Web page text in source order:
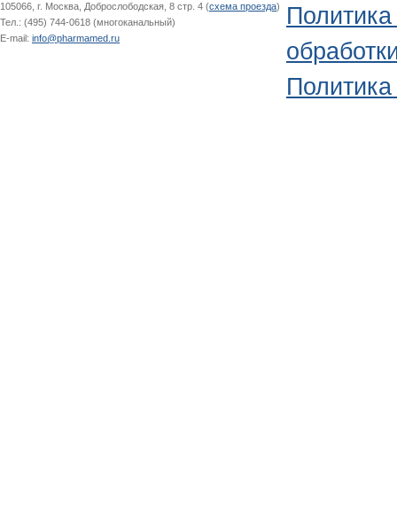
105066, г. Москва, Доброслободская, 8 стр. 4 (схема проезда)
Тел.: (495) 744-0618 (многоканальный)
E-mail: info@pharmamed.ru